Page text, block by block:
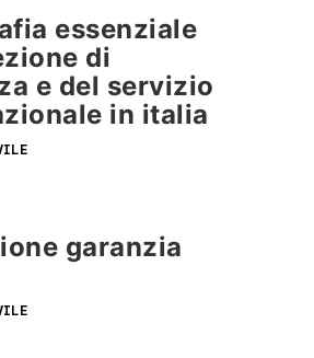
essenziale
di
e del servizio
in italia
garanzia